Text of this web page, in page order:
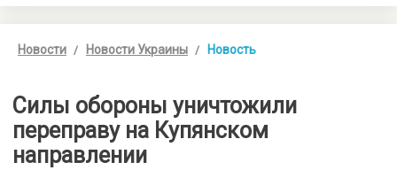
Новости Новости Украины Новость
Силы обороны уничтожили
переправу на Купянском
направлении